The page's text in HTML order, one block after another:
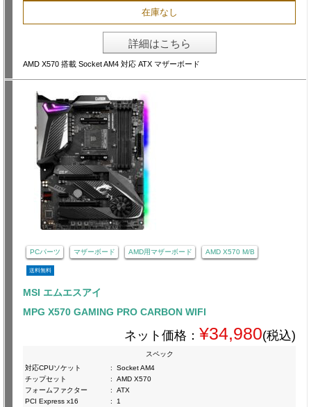
在庫なし
詳細はこちら
AMD X570 搭載 Socket AM4 対応 ATX マザーボード
PCパーツ マザーボード AMD用マザーボード AMD X570 M/B
送料無料
MSI エムエスアイ
MPG X570 GAMING PRO CARBON WIFI
ネット価格： ¥34,980(税込)
スペック
対応CPUソケット
:
Socket AM4
チップセット
:
AMD X570
フォームファクター
:
ATX
PCI Express x16
:
1